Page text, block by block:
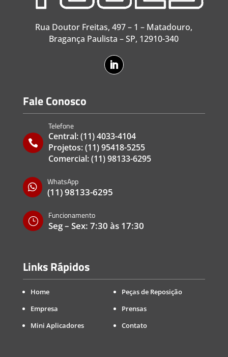
Rua Doutor Freitas, 497 – 1 – Matadouro,
Bragança Paulista – SP, 12910-340
Fale Conosco

Telefone
Central:(11) 4033-4104
Projetos:(11) 95418-5255
Comercial:(11) 98133-6295

WhatsApp
(11) 98133-6295
}
Funcionamento
Seg – Sex: 7:30 às 17:30
Links Rápidos
Home
Empresa
Mini Aplicadores
Peças de Reposição
Prensas
Contato